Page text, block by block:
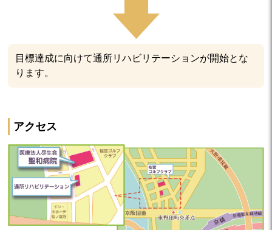
目標達成に向けて通所リハビリテーションが開始とな
ります。
アクセス